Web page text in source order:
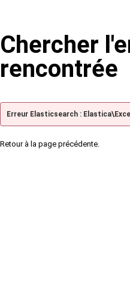
Chercher
rencontrée
Erreur Elasticsearch :
Retour à la page précédente.